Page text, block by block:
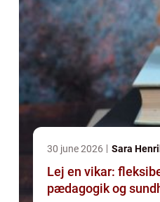
30 june 2026 Sara
Lej en vikar:
pædagogik og